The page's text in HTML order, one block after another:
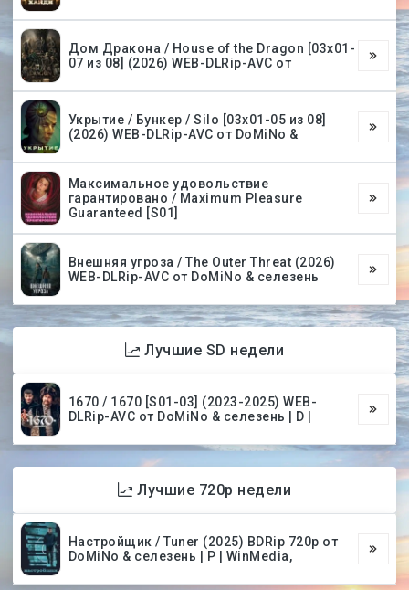
Дом Дракона / House of the Dragon [03х01-
07 из 08] (2026) WEB-DLRip-AVC от
Укрытие / Бункер / Silo [03х01-05 из 08]
(2026) WEB-DLRip-AVC от DoMiNo &
Максимальное удовольствие
гарантировано / Maximum Pleasure
Guaranteed [S01]
Внешняя угроза / The Outer Threat (2026)
WEB-DLRip-AVC от DoMiNo & селезень
Лучшие SD недели
1670 / 1670 [S01-03] (2023-2025) WEB-
DLRip-AVC от DoMiNo & селезень | D |
Лучшие 720p недели
Настройщик / Tuner (2025) BDRip 720p от
DoMiNo & селезень | P | WinMedia,